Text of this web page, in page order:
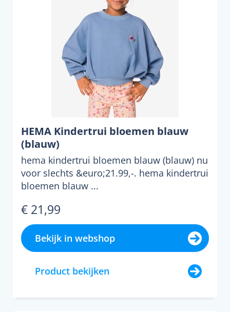
HEMA Kindertrui bloemen blauw
(blauw)
hema kindertrui bloemen blauw (blauw) nu
voor slechts &euro;21.99,-. hema kindertrui
bloemen blauw ...
€ 21,99
Bekijk in webshop
Product bekijken